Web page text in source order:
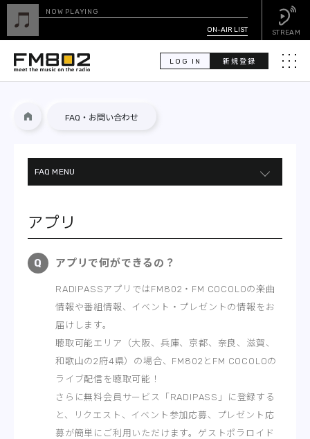
LOG IN 新規登録 メニ
GUEST CALENDAR
ON-AIR LIST
EVENT CALENDAR
TIMETABLE
REPORT
PODCAST
HEAVY ROTATION
NOW PLAYING
ON-AIR LIST STREAM
FAQ・お問い合わせ
FAQ MENU
イベントについて
WEBサービス
RADIPASS
アプリ
RADIPASS GOLD
その他
サポートデスク
アプリ
アプリで何ができるの？
RADIPASSアプリではFM802・FM COCOLOの楽曲
情報や番組情報、イベント・プレゼントの情報をお
届けします。
聴取可能エリア（大阪、兵庫、京都、奈良、滋賀、
和歌山の2府4県）の場合、FM802とFM COCOLOの
ライブ配信を聴取可能！
さらに無料会員サービス「RADIPASS」に登録する
と、リクエスト、イベント参加応募、プレゼント応
募が簡単にご利用いただけます。ゲストポラロイド